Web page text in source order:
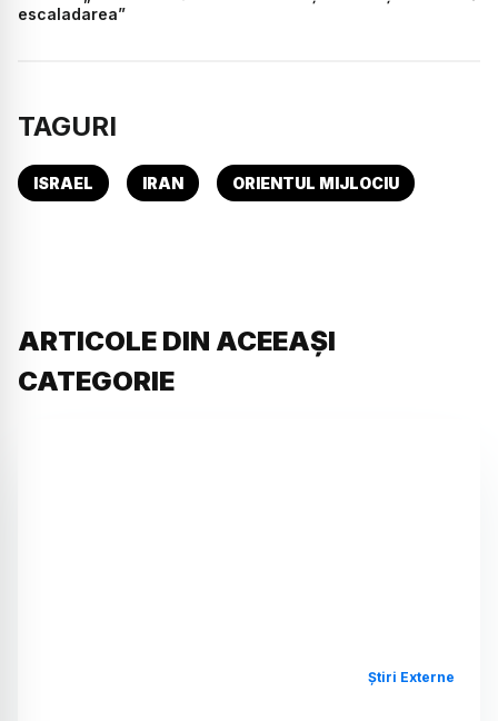
escaladarea”
TAGURI
ISRAEL IRAN ORIENTUL MIJLOCIU
ARTICOLE DIN ACEEAȘI
CATEGORIE
Știri Externe